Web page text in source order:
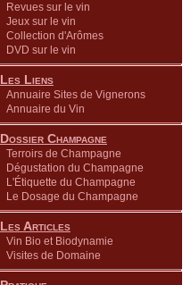
Revues sur le vin
Jeux sur le vin
Collection d'Arômes
DVD sur le vin
Les Liens
Annuaire Sites de Vignerons
Annuaire du Vin
Dossier Champagne
Terroirs de Champagne
Dégustation du Champagne
L'Étiquette du Champagne
Le Dosage du Champagne
Les Articles
Vin Bio et Biodynamie
Visites de Domaine